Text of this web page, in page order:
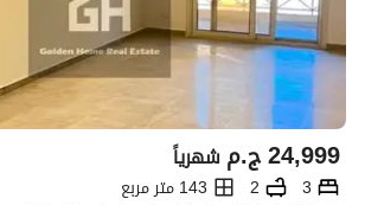
ج.م24,999 شهرياً
3
2
143 متر مربع